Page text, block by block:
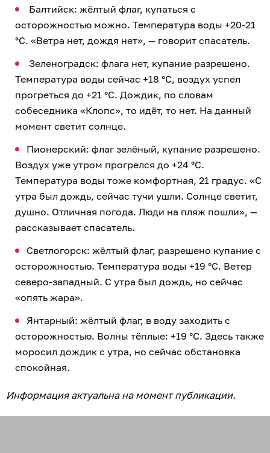
Балтийск: жёлтый флаг, купаться с
осторожностью можно. Температура воды +20-21
°C. «Ветра нет, дождя нет», — говорит спасатель.
Зеленоградск: флага нет, купание разрешено.
Температура воды сейчас +18 °C, воздух успел
прогреться до +21 °C. Дождик, по словам
собеседника «Клопс», то идёт, то нет. На данный
момент светит солнце.
Пионерский: флаг зелёный, купание разрешено.
Воздух уже утром прогрелся до +24 °C.
Температура воды тоже комфортная, 21 градус. «С
утра был дождь, сейчас тучи ушли. Солнце светит,
душно. Отличная погода. Люди на пляж пошли», —
рассказывает спасатель.
Светлогорск: жёлтый флаг, разрешено купание с
осторожностью. Температура воды +19 °C. Ветер
северо-западный. С утра был дождь, но сейчас
«опять жара».
Янтарный: жёлтый флаг, в воду заходить с
осторожностью. Волны тёплые: +19 °C. Здесь также
моросил дождик с утра, но сейчас обстановка
спокойная.
Информация актуальна на момент публикации.